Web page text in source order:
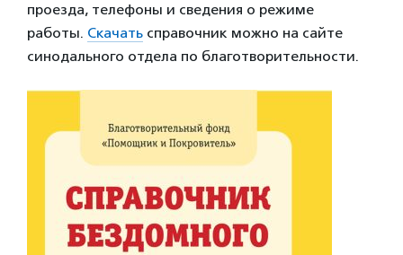
проезда, телефоны и сведения о режиме
работы. Скачать справочник можно на сайте
синодального отдела по благотворительности.